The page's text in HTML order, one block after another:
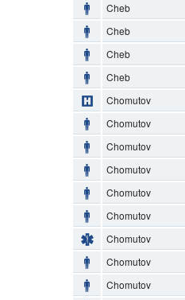
Cheb
Cheb
Cheb
Cheb
Chomutov
Chomutov
Chomutov
Chomutov
Chomutov
Chomutov
Chomutov
Chomutov
Chomutov